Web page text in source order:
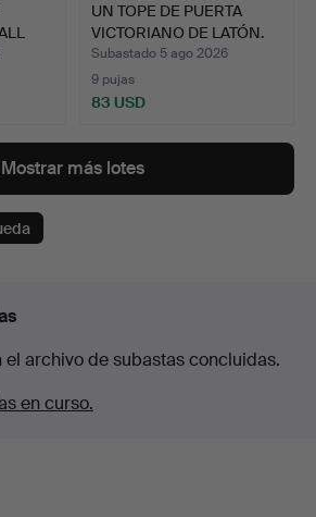
UN TOPE DE PUERTA
VICTORIANO DE LATÓN.
Subastado 5 ago 2026
9 pujas
83 USD
Mostrar más lotes
el archivo de subastas concluidas.
en curso.